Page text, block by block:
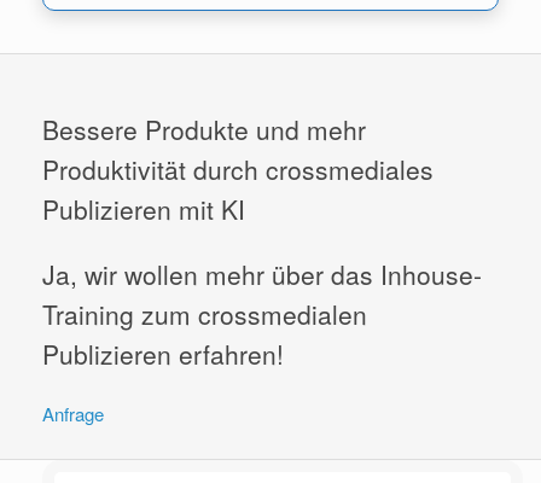
Bessere Produkte und mehr
Produktivität durch crossmediales
Publizieren mit KI
Ja, wir wollen mehr über das Inhouse-
Training zum crossmedialen
Publizieren erfahren!
Anfrage